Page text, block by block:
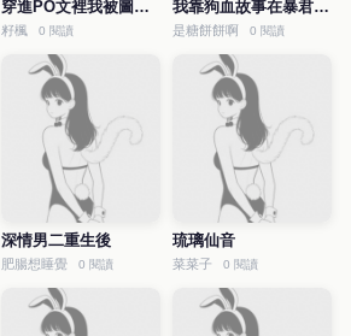
穿進PO文裡我被圖謀不軌了
籽楓 0 閱讀
我靠狗血故事在暴君手下茍命
是糖餅餅啊 0 閱讀
深情男二重生後
肥腸想睡覺 0 閱讀
琉璃仙音
菜菜子 0 閱讀